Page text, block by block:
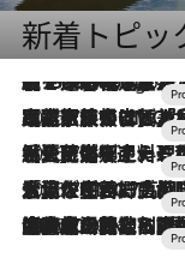
新着トピ
2 Hours Ago
【トンボの足水浴】ヒノキの香りに包まれて涼感マックス！約13℃の湧水かけ流しを避暑地「星野温泉 トンボの湯」で体験
2026.7.31
【ホテル帰省】という選択肢をOMOが提案。家族とほどよい距離を保つには「昼は実家、夜は気兼ねなくホテルで！」
2026.7.24
【夏限定ディナーコース】旬を迎える稚鮎や花ズッキーニなどをイタリア・トスカーナの郷土料理の手法で満喫！
2026.7.17
「土佐和ハーブかき氷」がOMO7高知に登場！生姜、山椒、大葉など目にも舌にも涼を呼ぶ
2026.7.10
NEW OPEN！【界 草津】名湯の地に誕生。趣の異なる2種の温泉と上州ならではの会席・蕎麦割烹など美食を味わう究極の癒やし旅